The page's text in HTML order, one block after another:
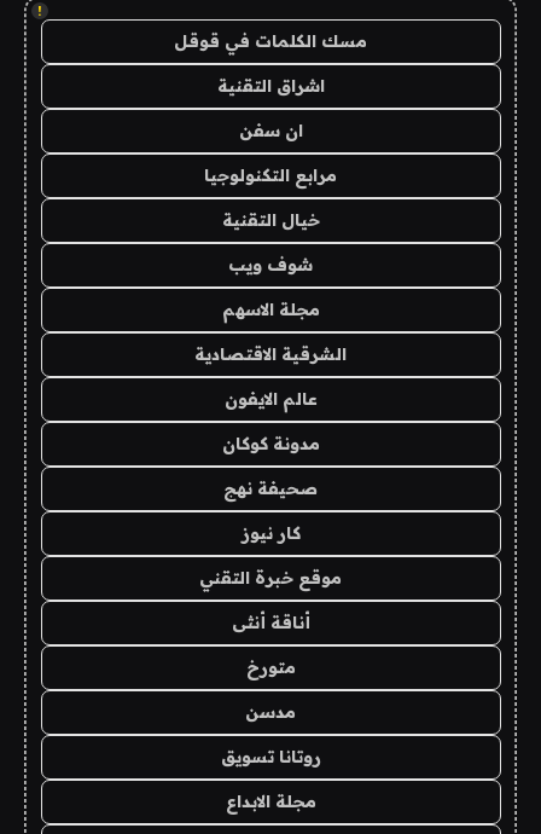
!
مسك الكلمات في قوقل
اشراق التقنية
ان سفن
مرابع التكنولوجيا
خيال التقنية
شوف ويب
مجلة الاسهم
الشرقية الاقتصادية
عالم الايفون
مدونة كوكان
صحيفة نهج
كار نيوز
موقع خبرة التقني
أناقة أنثى
متورخ
مدسن
روتانا تسويق
مجلة الابداع